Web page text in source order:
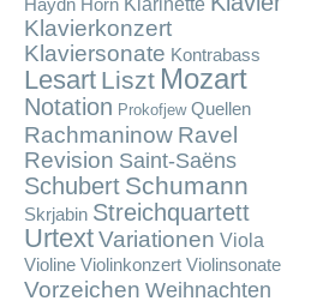
Haydn Horn
Klavierkonzert
Klaviersonate Kontrabass
Lesart Liszt Mozart
Notation Prokofjew Quellen
Rachmaninow Ravel
Revision Saint-Saëns
Schubert Schumann
Skrjabin Streichquartett
UrtextVariationen Viola
Violine Violinkonzert Violinsonate
Vorzeichen Weihnachten